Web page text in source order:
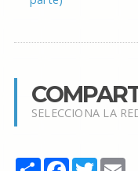
SELECCIONA LA
Share Facebook
Twitter